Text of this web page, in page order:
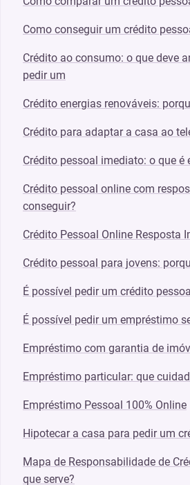
Como conseguir um crédito
Crédito ao consumo: o que deve
pedir um
Crédito energias renováveis:
Crédito para adaptar a casa ao
Crédito pessoal imediato: o que é
Crédito pessoal online com
conseguir?
Crédito Pessoal Online Resposta
Crédito pessoal para jovens:
É possível pedir um crédito
É possível pedir um empréstimo
Empréstimo com garantia de
Empréstimo particular: que
Empréstimo Pessoal 100% Online
Hipotecar a casa para pedir um
Mapa de Responsabilidade de
que serve?